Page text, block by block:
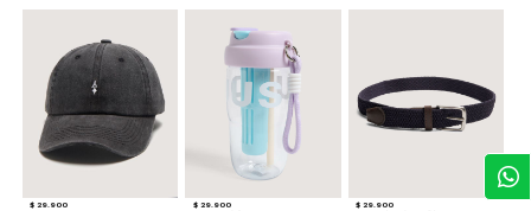
$ 29.900 $ 29.900 $ 29.900